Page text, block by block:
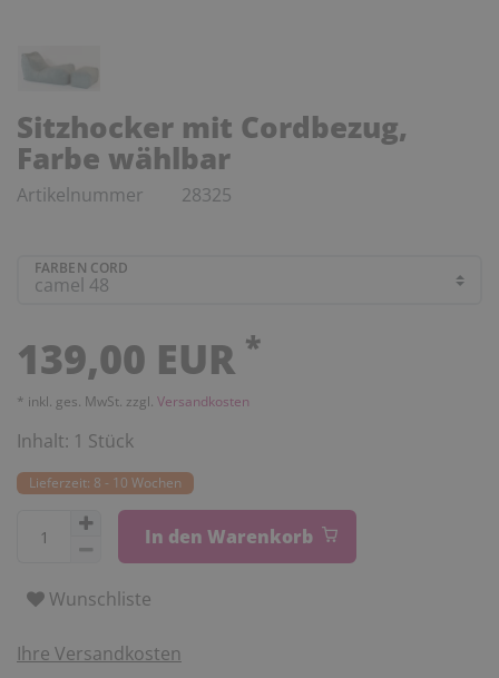
Sitzhocker mit Cordbezug,
Farbe wählbar
Artikelnummer 28325
FARBEN CORD
139,00 EUR *
* inkl. ges. MwSt. zzgl. Versandkosten
Inhalt: 1 Stück
Lieferzeit: 8 - 10 Wochen
In den Warenkorb
Wunschliste
Ihre Versandkosten